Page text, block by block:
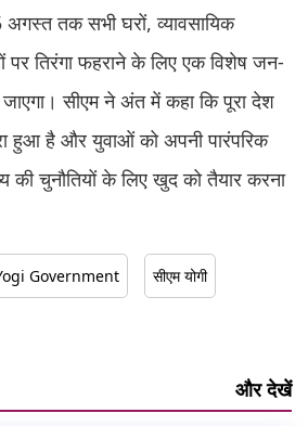
तक सभी घरों, व्यावसायिक
पर तिरंगा फहराने के लिए एक विशेष जन-
सीएम ने अंत में कहा कि पूरा देश
हुआ है और युवाओं को अपनी पारंपरिक
की चुनौतियों के लिए खुद को तैयार करना
Government सीएम योगी
और देखें